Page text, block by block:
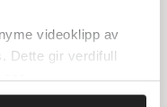
videoklipp av
Dette gir verdifull
oss.
kvaddel
enn negativ
enkelte,
også